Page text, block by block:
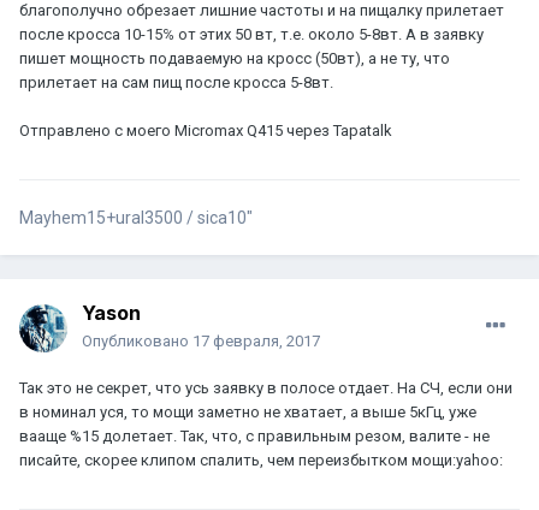
благополучно обрезает лишние частоты и на пищалку прилетает
после кросса 10-15℅ от этих 50 вт, т.е. около 5-8вт. А в заявку
пишет мощность подаваемую на кросс (50вт), а не ту, что
прилетает на сам пищ после кросса 5-8вт.
Отправлено с моего Micromax Q415 через Tapatalk
Mayhem15+ural3500 / sica10"
Yason
Опубликовано 17 февраля, 2017
Так это не секрет, что усь заявку в полосе отдает. На СЧ, если они
в номинал уся, то мощи заметно не хватает, а выше 5кГц, уже
вааще %15 долетает. Так, что, с правильным резом, валите - не
писайте, скорее клипом спалить, чем переизбытком мощи:yahoo: